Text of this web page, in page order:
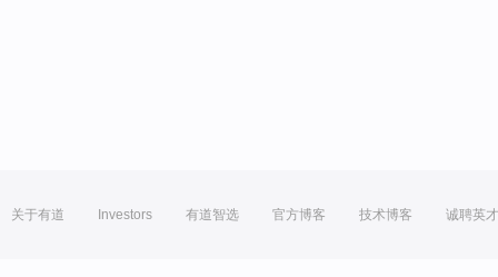
关于有道 Investors 有道智选 官方博客 技术博客 诚聘英才